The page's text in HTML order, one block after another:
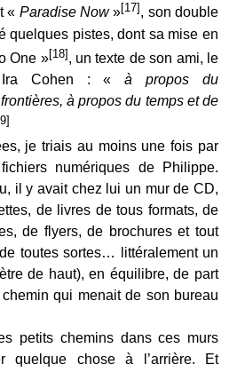
« Paradise Now»[17] , son double
quelques pistes, dont sa mise en
One »[18], un texte de son ami, le
Ira Cohen : «à propos du
à propos du temps et de
je triais au moins une fois par
numériques de Philippe.
il y avait chez lui un mur de CD,
de livres de tous formats, de
de flyers, de brochures et tout
toutes sortes… littéralement un
de haut), en équilibre, de part
chemin qui menait de son bureau
petits chemins dans ces murs
quelque chose à l’arrière. Et